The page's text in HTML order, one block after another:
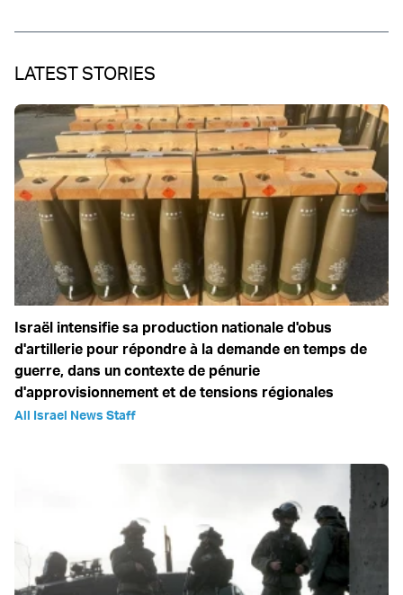
LATEST STORIES
Israël intensifie sa production nationale d'obus
d'artillerie pour répondre à la demande en temps de
guerre, dans un contexte de pénurie
d'approvisionnement et de tensions régionales
All Israel News Staff